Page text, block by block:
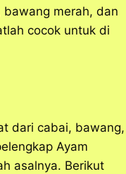
merah, dan
cocok untuk di
dari cabai, bawang,
Ayam
asalnya. Berikut